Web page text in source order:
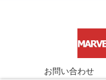
お問い合わせ